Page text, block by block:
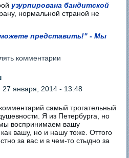
узурпирована бандитской
нормальной страной не
представить!" - Мы
комментарии
27 января, 2014 - 13:48
самый трогательный
Я из Петербурга, но
мы воспринимаем вашу
вашу, но и нашу тоже. Оттого
за вас и в чем-то стыдно за